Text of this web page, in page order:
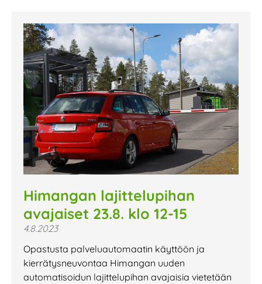
Himangan lajittelupihan
avajaiset 23.8. klo 12-15
4.8.2023
Opastusta palveluautomaatin käyttöön ja
kierrätysneuvontaa Himangan uuden
automatisoidun lajittelupihan avajaisia vietetään